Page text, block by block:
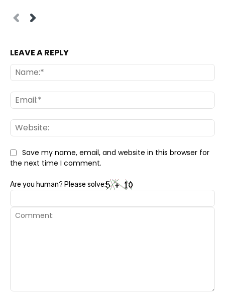
LEAVE A REPLY
Save my name, email, and website in this browser for
the next time I comment.
Are you human? Please solve: